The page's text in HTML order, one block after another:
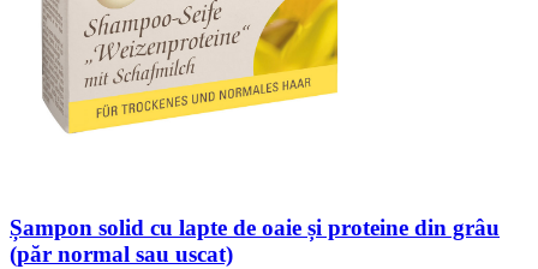
Șampon solid cu lapte de oaie și proteine din grâu
(păr normal sau uscat)